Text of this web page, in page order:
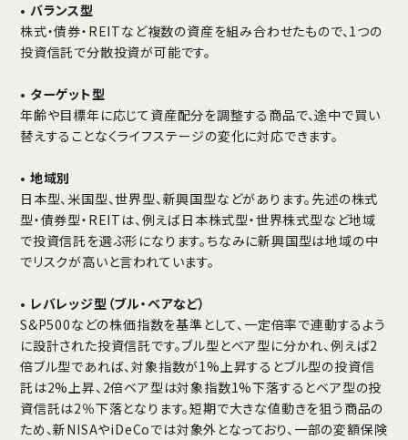
• バランス型
株式・債券・REITなど複数の資産を組み合わせたもので、1つの
投資信託で分散投資が可能です。
• ターゲット型
年齢や目標年に応じて資産配分を調整する商品で、途中で買い
替えすることなくライフステージの変化に対応できます。
• 地域別
日本型、米国型、世界型、新興国型などがあります。先述の株式
型・債券型・REITは、例えば日本株式型・世界株式型など地域
で投資信託を選ぶ形になります。ちなみに新興国型は地域の中
でリスクが高いと言われています。
• レバレッジ型（ブル・ベアなど）
S&P500などの株価指数を基準として、一定倍率で連動するよう
に設計された投資信託です。ブル型とベア型に分かれ、例えば2
倍ブル型であれば、対象指数が1%上昇するとブル型の投資信
託は2%上昇、2倍ベア型は対象指数1%下落するとベア型の投
資信託は2％下落となります。短期で大きな値動きを狙う商品の
ため、新NISAやiDeCoでは対象外となっており、一部の変額保険